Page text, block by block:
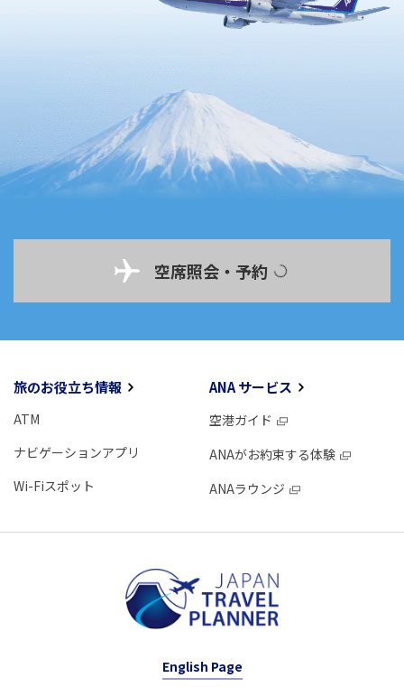
空席照会・予約
旅のお役立ち情報
ATM
ナビゲーションアプリ
Wi-Fiスポット
ANA サービス
空港ガイド
ANAがお約束する体験
ANAラウンジ
English Page